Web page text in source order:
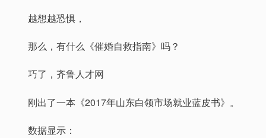
越想越恐惧，
那么，有什么《催婚自救指南》吗？
巧了，齐鲁人才网
刚出了一本《2017年山东白领市场就业蓝皮书》。
数据显示：